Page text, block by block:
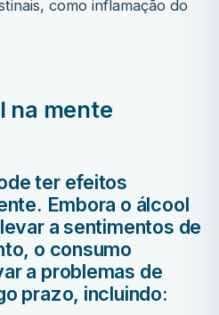
como inflamação do
na mente
ter efeitos
Embora o álcool
a sentimentos de
o consumo
a problemas de
prazo, incluindo: